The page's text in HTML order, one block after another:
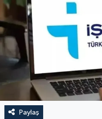
Paylaş